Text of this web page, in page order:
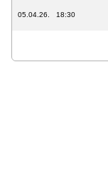
05.04.26. 18:30